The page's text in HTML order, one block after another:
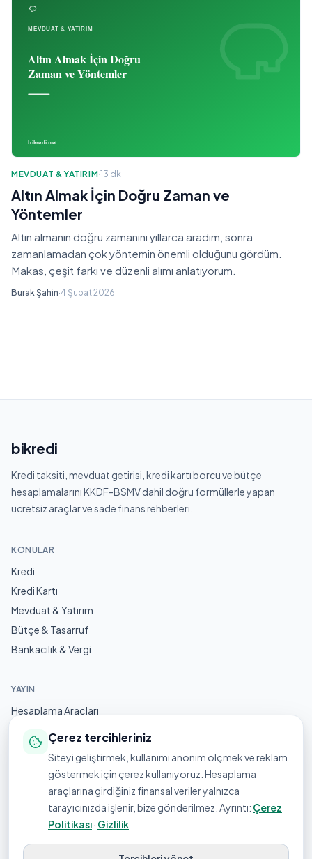
MEVDUAT & YATIRIM·13 dk
Altın Almak İçin Doğru Zaman ve
Yöntemler
Altın almanın doğru zamanını yıllarca aradım, sonra
zamanlamadan çok yöntemin önemli olduğunu gördüm.
Makas, çeşit farkı ve düzenli alımı anlatıyorum.
Burak Şahin·4 Şubat 2026
bikredi
Kredi taksiti, mevduat getirisi, kredi kartı borcu ve bütçe
hesaplamalarını KKDF-BSMV dahil doğru formüllerle yapan
ücretsiz araçlar ve sade finans rehberleri.
KONULAR
Kredi
Kredi Kartı
Mevduat & Yatırım
Bütçe & Tasarruf
Bankacılık & Vergi
YAYIN
Hesaplama Araçları
Tüm Yazılar
Hakkımızda
Yayın İlkeleri
Çerez tercihleriniz
Siteyi geliştirmek, kullanımı anonim ölçmek ve reklam
göstermek için çerez kullanıyoruz. Hesaplama
araçlarına girdiğiniz finansal veriler yalnızca
tarayıcınızda işlenir, bize gönderilmez. Ayrıntı: Çerez
Politikası· Gizlilik